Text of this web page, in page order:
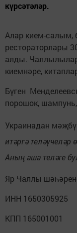
күрсәтәләр.
Алар кием-салым,
рестораторлары
алды.
киемнәре,
Бүген
порошок,
Украинадан
итәргә
Аның аша теләге
Яр Чаллы
ИНН 1650305925
КПП 165001001